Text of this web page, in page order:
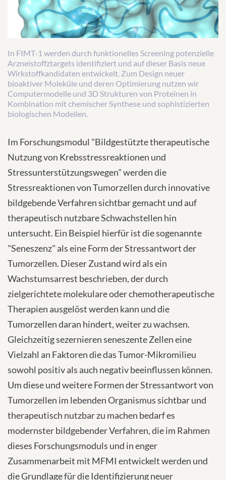
In FIMT-1 werden durch funktionelles Screening potenzielle
Arzneistoffztargets identifiziert und auf dieser Basis neue
Wirkstoffkandidaten entwickelt. Zum Design neuer
bioaktiver Moleküle und deren Optimierung nutzen wir
Computermodelle und 3D Strukturen von Proteinen in
Kombination mit chemischer Synthese und sophistizierten
biologischen Modellen.
Im Forschungsmodul "Bildgestützte therapeutische
Nutzung von Krebsstressreaktionen und
Stressunterstützungswegen" werden die
Stressreaktionen von Tumorzellen durch innovative
bildgebende Verfahren sichtbar gemacht und auf
therapeutisch nutzbare Schwachstellen hin
untersucht. Ein Beispiel hierfür ist die sogenannte
"Seneszenz" als eine Form der Stressantwort der
Tumorzellen. Dieser Zustand wird als ein
Wachstumsarrest beschrieben, der durch
zielgerichtete molekulare oder chemotherapeutische
Therapien ausgelöst werden kann und die
Tumorzellen daran hindert, weiter zu wachsen.
Gleichzeitig sezernieren seneszente Zellen eine
Vielzahl an Faktoren die das Tumor-Mikromilieu
sowohl positiv als auch negativ beeinflussen können.
Um diese und weitere Formen der Stressantwort von
Tumorzellen im lebenden Organismus sichtbar und
therapeutisch nutzbar zu machen bedarf es
modernster bildgebender Verfahren, die im Rahmen
dieses Forschungsmoduls und in enger
Zusammenarbeit mit MFMI entwickelt werden und
die Grundlage für die Identifizierung neuer